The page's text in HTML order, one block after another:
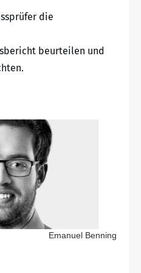
die
beurteilen und
Emanuel Benning